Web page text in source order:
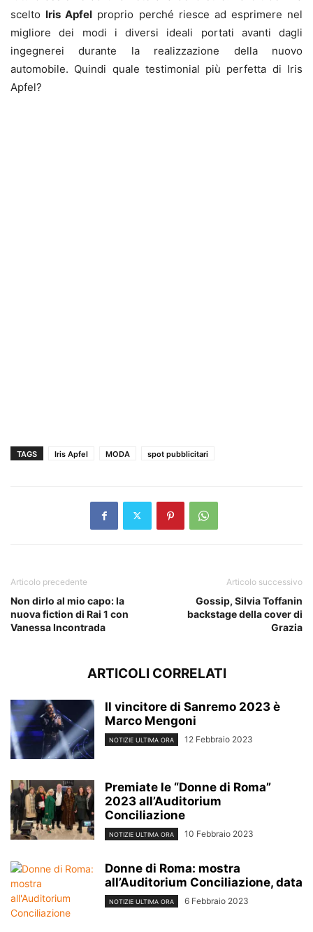
scelto Iris Apfel proprio perché riesce ad esprimere nel
migliore dei modi i diversi ideali portati avanti dagli
ingegnerei durante la realizzazione della nuovo
automobile. Quindi quale testimonial più perfetta di Iris
Apfel?
TAGS Iris Apfel MODA spot pubblicitari
Articolo precedente
Non dirlo al mio capo: la
nuova fiction di Rai 1 con
Vanessa Incontrada
Articolo successivo
Gossip, Silvia Toffanin
backstage della cover di
Grazia
ARTICOLI CORRELATI
Il vincitore di Sanremo 2023 è
Marco Mengoni
NOTIZIE ULTIMA ORA 12 Febbraio 2023
Premiate le “Donne di Roma”
2023 all’Auditorium
Conciliazione
NOTIZIE ULTIMA ORA 10 Febbraio 2023
Donne di Roma: mostra
all’Auditorium Conciliazione, data
NOTIZIE ULTIMA ORA 6 Febbraio 2023